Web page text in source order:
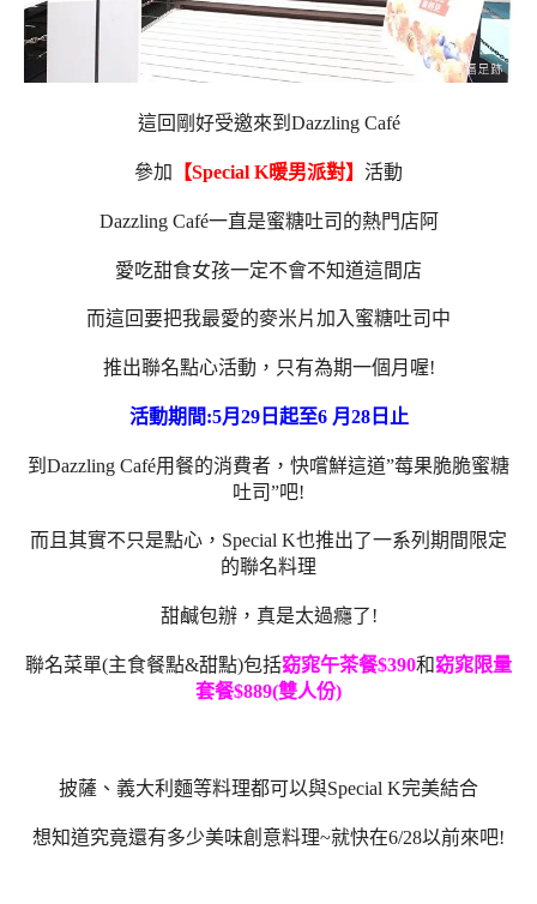
這回剛好受邀來到Dazzling Café
參加 【Special K暖男派對】 活動
Dazzling Café一直是蜜糖吐司的熱門店阿
愛吃甜食女孩一定不會不知道這間店
而這回要把我最愛的麥米片加入蜜糖吐司中
推出聯名點心活動，只有為期一個月喔!
活動期間:5月29日起至6 月28日止
到Dazzling Café用餐的消費者，快嚐鮮這道”莓果脆脆蜜糖
吐司”吧!
而且其實不只是點心，Special K也推出了一系列期間限定
的聯名料理
甜鹹包辦，真是太過癮了!
聯名菜單(主食餐點&甜點)包括窈窕午茶餐$390和窈窕限量
套餐$889(雙人份)
披薩、義大利麵等料理都可以與Special K完美結合
想知道究竟還有多少美味創意料理~就快在6/28以前來吧!